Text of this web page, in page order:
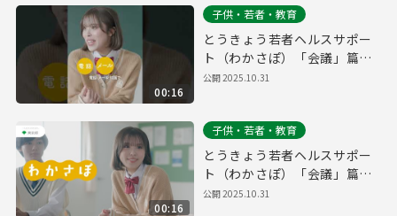
00:16
子供・若者・教育
とうきょう若者ヘルスサポー
ト（わかさぽ）「会議」篇
15秒縦型
公開2025.10.31
00:16
子供・若者・教育
とうきょう若者ヘルスサポー
ト（わかさぽ）「会議」篇
15秒
公開2025.10.31